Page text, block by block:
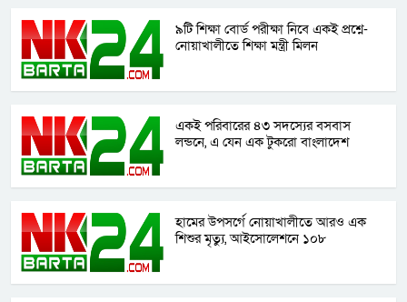
৯টি শিক্ষা বোর্ড পরীক্ষা নিবে একই প্রশ্নে-
নোয়াখালীতে শিক্ষা মন্ত্রী মিলন
একই পরিবারের ৪৩ সদস্যের বসবাস
লন্ডনে, এ যেন এক টুকরো বাংলাদেশ
হামের উপসর্গে নোয়াখালীতে আরও এক
শিশুর মৃত্যু, আইসোলেশনে ১০৮